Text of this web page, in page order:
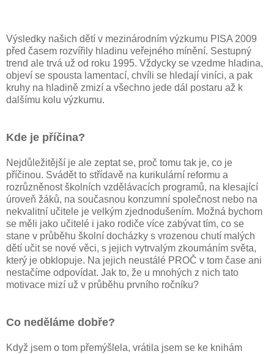
Výsledky našich dětí v mezinárodním výzkumu PISA 2009
před časem rozvířily hladinu veřejného mínění. Sestupný
trend ale trvá už od roku 1995. Vždycky se vzedme hladina,
objeví se spousta lamentací, chvíli se hledají viníci, a pak
kruhy na hladině zmizí a všechno jede dál postaru až k
dalšímu kolu výzkumu.
Kde je příčina?
Nejdůležitější je ale zeptat se, proč tomu tak je, co je
příčinou. Svádět to střídavě na kurikulární reformu a
rozrůzněnost školních vzdělávacích programů, na klesající
úroveň žáků, na současnou konzumní společnost nebo na
nekvalitní učitele je velkým zjednodušením. Možná bychom
se měli jako učitelé i jako rodiče více zabývat tím, co se
stane v průběhu školní docházky s vrozenou chutí malých
dětí učit se nové věci, s jejich vytrvalým zkoumáním světa,
který je obklopuje. Na jejich neustálé PROČ v tom čase ani
nestačíme odpovídat. Jak to, že u mnohých z nich tato
motivace mizí už v průběhu prvního ročníku?
Co neděláme dobře?
Když jsem o tom přemýšlela, vrátila jsem se ke knihám